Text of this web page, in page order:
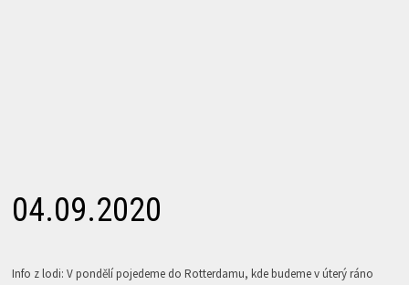
04.09.2020
Info z lodi: V pondělí pojedeme do Rotterdamu, kde budeme v úterý ráno